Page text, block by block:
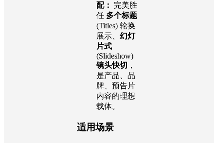
配：
完美胜
任 多个标题
(Titles) 轮换
展示、 幻灯
片式
(Slideshow)
镜头快切 ，
是产品、品
牌、预告片
内容的理想
载体。
适用场景